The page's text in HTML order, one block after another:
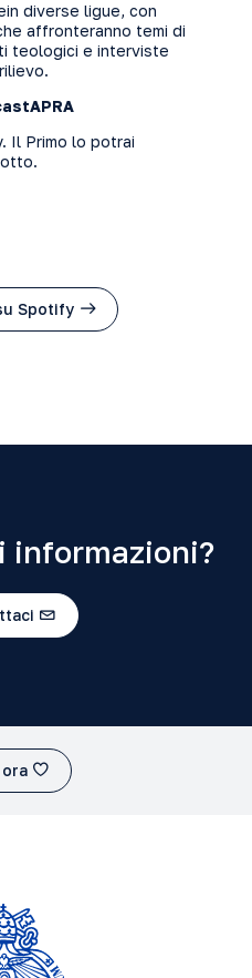
diverse ligue, con
affronteranno temi di
teologici e interviste
Il Primo lo potrai
Spotify
informazioni?
ora